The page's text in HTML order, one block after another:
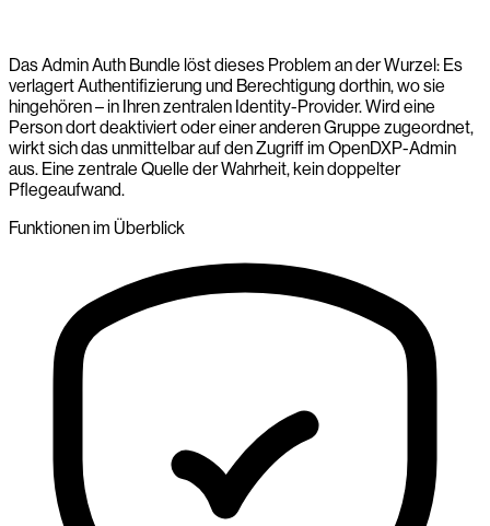
Das Admin Auth Bundle löst dieses Problem an der Wurzel: Es
verlagert Authentifizierung und Berechtigung dorthin, wo sie
hingehören – in Ihren zentralen Identity-Provider. Wird eine
Person dort deaktiviert oder einer anderen Gruppe zugeordnet,
wirkt sich das unmittelbar auf den Zugriff im OpenDXP-Admin
aus. Eine zentrale Quelle der Wahrheit, kein doppelter
Pflegeaufwand.
Funktionen im Überblick